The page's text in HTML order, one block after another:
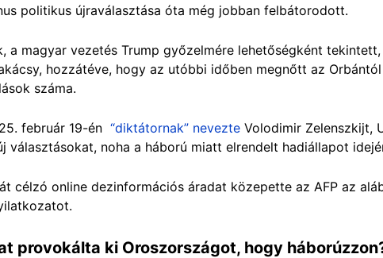
politikus újraválasztása óta még jobban felbátorodott.
a magyar vezetés Trump győzelmére lehetőségként
hozzátéve, hogy az utóbbi időben megnőtt az
száma.
február 19-én “diktátornak” nevezte Volodimir Zelenszkijt,
választásokat, noha a háború miatt elrendelt hadiállapot
célzó online dezinformációs áradat közepette az AFP az
provokálta ki Oroszországot, hogy